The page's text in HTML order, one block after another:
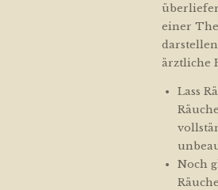
einer
ärztliche
Lass
Noch